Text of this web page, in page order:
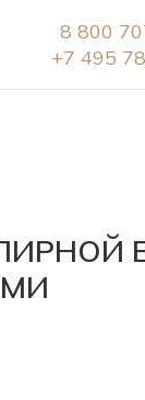
8 800
+7 495